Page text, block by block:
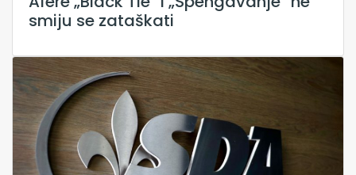
smiju se zataškati